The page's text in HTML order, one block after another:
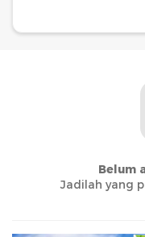
Belum
Jadilah yang